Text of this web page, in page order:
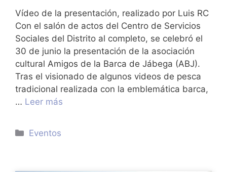
Vídeo de la presentación, realizado por Luis RC
Con el salón de actos del Centro de Servicios
Sociales del Distrito al completo, se celebró el
30 de junio la presentación de la asociación
cultural Amigos de la Barca de Jábega (ABJ).
Tras el visionado de algunos videos de pesca
tradicional realizada con la emblemática barca,
… Leer más
Categorías
Eventos